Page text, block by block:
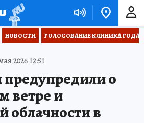
НОВОСТИ ГОЛОСОВАНИЕ КЛИНИКА ГОДА
2026 12:51
о
ветре и
облачности в